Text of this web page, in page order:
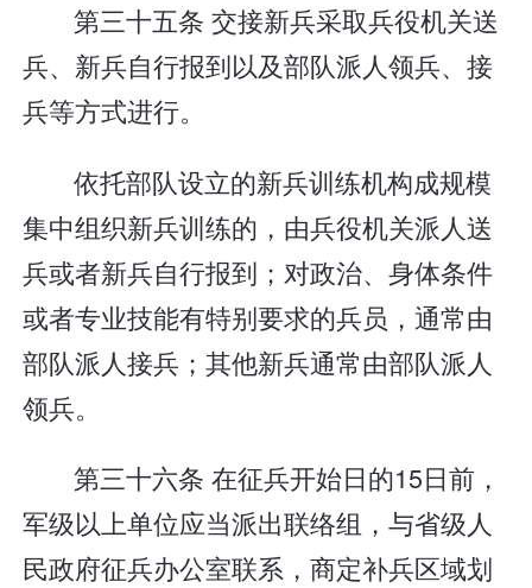
第三十五条 交接新兵采取兵役机关送
兵、新兵自行报到以及部队派人领兵、接
兵等方式进行。
依托部队设立的新兵训练机构成规模
集中组织新兵训练的，由兵役机关派人送
兵或者新兵自行报到；对政治、身体条件
或者专业技能有特别要求的兵员，通常由
部队派人接兵；其他新兵通常由部队派人
领兵。
第三十六条 在征兵开始日的15日前，
军级以上单位应当派出联络组，与省级人
民政府征兵办公室联系，商定补兵区域划